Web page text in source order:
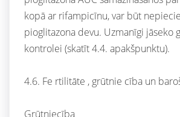
kopā ar rifampicīnu, var būt
pioglitazona devu. Uzmanīgi jāseko
kontrolei (skatīt 4.4. apakšpunktu).
4.6. Fe rtilitāte , grūtnie cība un
Grūtniecība